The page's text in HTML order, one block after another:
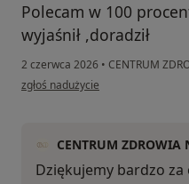
Polecam w 100
wyjaśnił ,doradził
2 czerwca 2026 • CENTRUM
w opinii użytkownika I.Z
zgłoś nadużycie
CENTRUM ZDROWIA
Dziękujemy bardzo za